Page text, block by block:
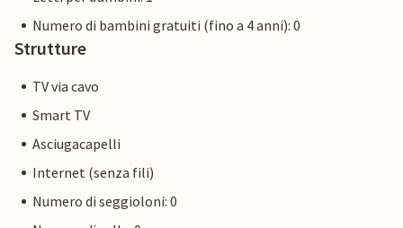
Numero di bambini gratuiti (fino a 4 anni): 0
Strutture
TV via cavo
Smart TV
Asciugacapelli
Internet (senza fili)
Numero di seggioloni: 0